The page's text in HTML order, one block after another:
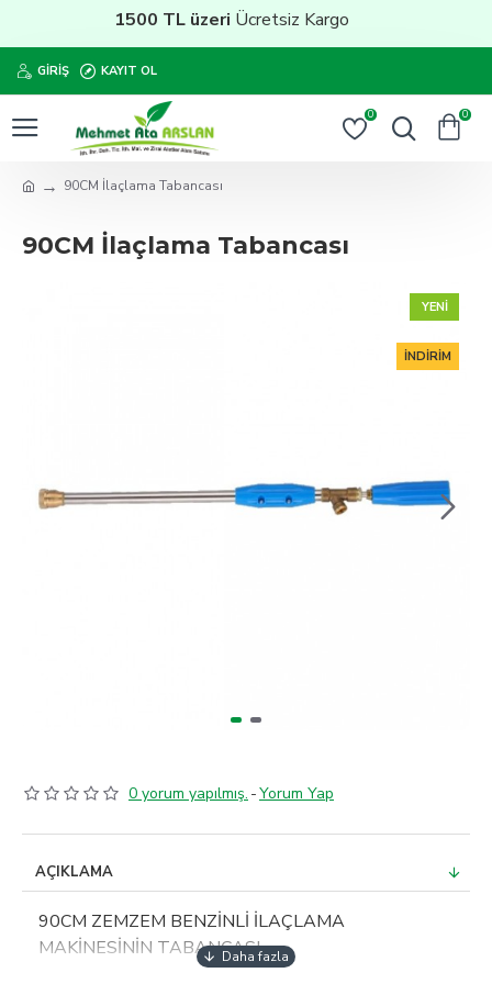
1500 TL üzeriÜcretsiz Kargo
GIRIŞ KAYIT OL
0 0
90CM İlaçlama Tabancası
90CM İlaçlama Tabancası
YENI
İNDIRIM
0 yorum yapılmış. -Yorum Yap
AÇIKLAMA
90CM ZEMZEM BENZİNLİ İLAÇLAMA
MAKİNESİNİN TABANCASI